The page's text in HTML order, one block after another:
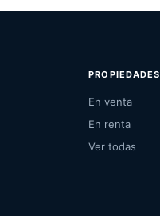
PROPIEDADES
En venta
En renta
Ver todas